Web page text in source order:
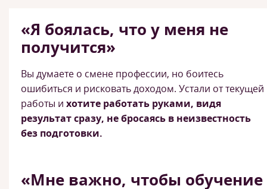
«Я боялась, что у меня не
получится»
Вы думаете о смене профессии, но боитесь
ошибиться и рисковать доходом. Устали от текущей
работы и хотите работать руками, видя
результат сразу, не бросаясь в неизвестность
без подготовки.
«Мне важно, чтобы обучение